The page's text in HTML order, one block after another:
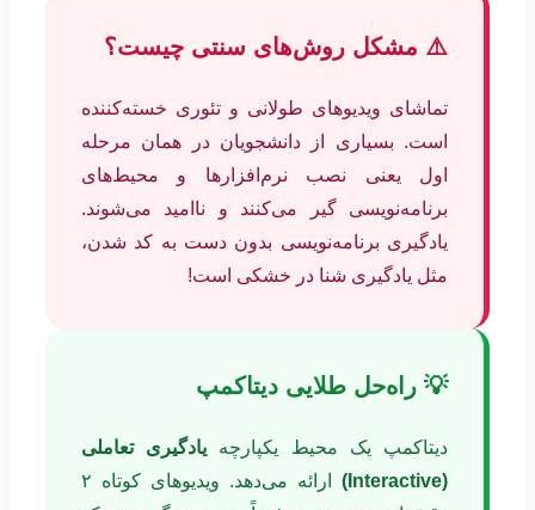
⚠️ مشکل روش‌های سنتی چیست؟
تماشای ویدیوهای طولانی و تئوری خسته‌کننده
است. بسیاری از دانشجویان در همان مرحله
اول یعنی نصب نرم‌افزارها و محیط‌های
برنامه‌نویسی گیر می‌کنند و ناامید می‌شوند.
یادگیری برنامه‌نویسی بدون دست به کد شدن،
مثل یادگیری شنا در خشکی است!
💡 راه‌حل طلایی دیتاکمپ
دیتاکمپ یک محیط یکپارچه یادگیری تعاملی
(Interactive)
ارائه می‌دهد. ویدیوهای کوتاه ۲